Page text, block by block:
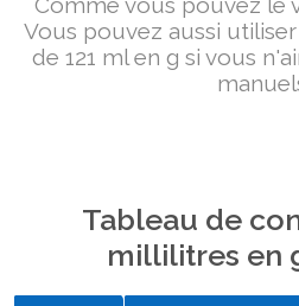
Vous pouvez aussi
de 121 ml en g si vous
Tableau de
millilitres en